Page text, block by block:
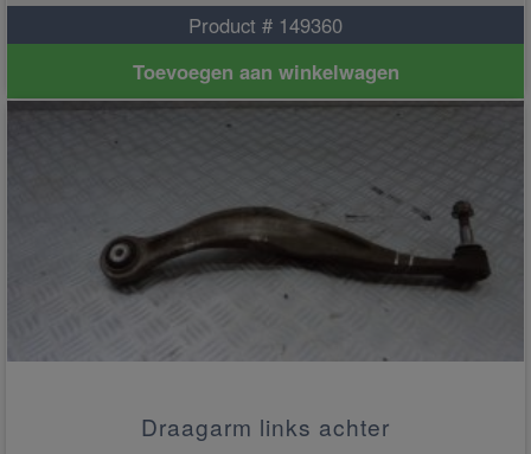
Product # 149360
Toevoegen aan winkelwagen
Draagarm links achter